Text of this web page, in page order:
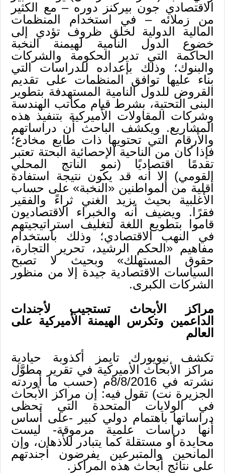
الاقتصادي جون بيركنز دوره – مع الكثير
من زملائه – في استخدام المنظمات
المالية الدولية لخلق ظروف تؤدي إلى
خضوع الدول النامية لهيمنة النخبة
الحاكمة التي تدير الحكومة والشركات
والبنوك؛ وذلك بإعداده للدراسات التي
بناء عليها توافق المنظمات على تقديم
القروض للدول النامية المستهدفة بتطوير
البنى التحتية، بشرط قيام مكاتب الهندسة
وشركات المقاولات الأميركية بتنفيذ هذه
المشاريع. ويكشف الباحث أن دراساتهم
والأرقام التي تحتويها ذات طابع مخادع؛
فإذا كان من الناحية الإحصائية البحتة تعتبر
تقدمًا اقتصاديًا (نمو الناتج المحلي
القومي) إلا أنه قد يكون نتيجة استفادة
أقلية من المواطنين «النخبة» على حساب
الأغلبية بحيث يزيد الغني ثراءً والفقير
فقرًا. ويضيف أنه والخبراء الاقتصاديون
قاموا بتطويع اللغة لتغليف استراتيجيتهم
في النهب الاقتصادي؛ وذلك باستخدام
مفاهيم «الحكم الرشيد، تحرير التجارة،
حقوق المستهلك» وبحيث لا تصبح
السياسات الاقتصادية جيدة إلا من منظور
الشركات الكبرى.
مراكز الأبحاث تستجيب لأجندات
الداعمين وتكرس الهيمنة الأميركية على
العالم
تكشف نيويورك تايمز أكذوبة حيادية
مراكز الأبحاث الأميركية في تقرير مطوَّل
نشرته في 8/8/2016م (حسب ما أوردته
الجزيرة نت) تقول فيه: إن مراكز الأبحاث
في الولايات المتحدة التي تحظى
دراساتها باهتمام دولي كبير -على أساس
أنها دراسات علمية مرموقة- ليست
محايدة أو مستقلة كما يتبادر للأذهان، وإن
المانحين والمتبرعين يفرضون أجندتهم
على نتائج أبحاث هذه المراكز.